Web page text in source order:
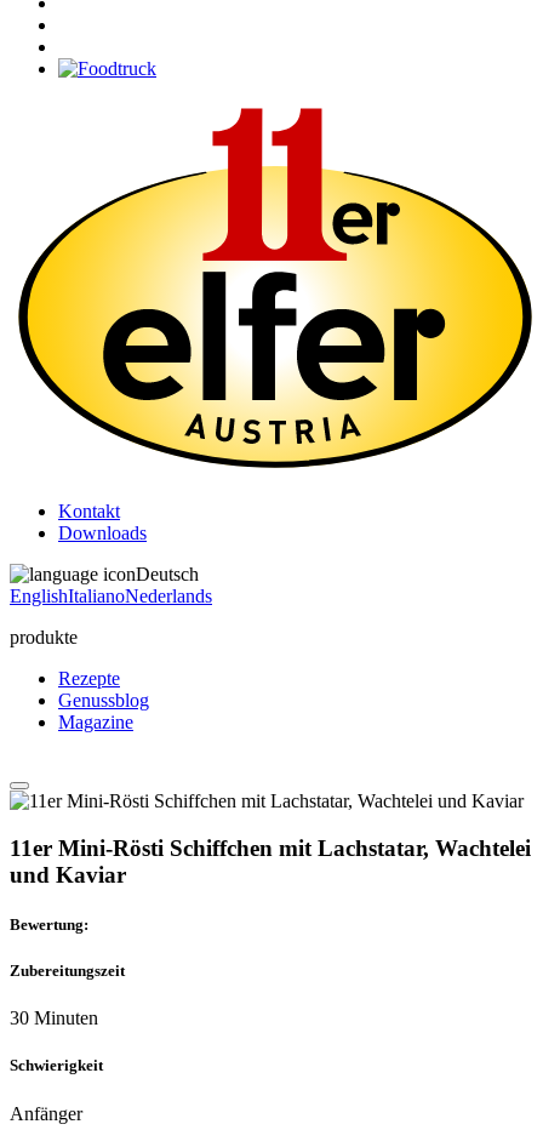
Kontakt
Downloads
Deutsch
EnglishItalianoNederlands
produkte
Rezepte
Genussblog
Magazine
11er Mini-Rösti Schiffchen mit Lachstatar, Wachtelei
und Kaviar
Bewertung:
Zubereitungszeit
30 Minuten
Schwierigkeit
Anfänger